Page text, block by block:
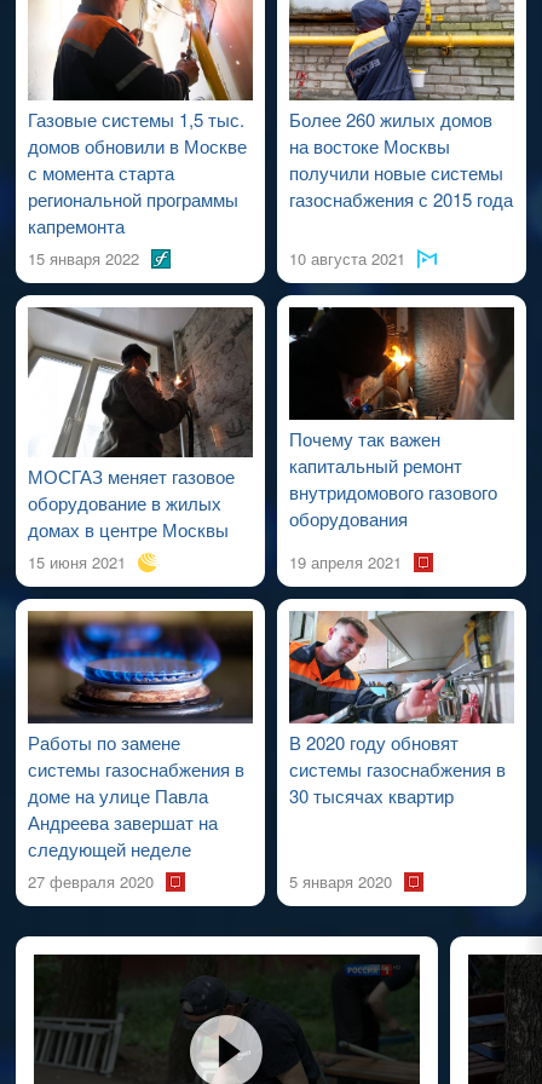
проведения работ по капитальному ремонту ВДСГ).
Газовые системы 1,5 тыс.
домов обновили в Москве
с момента старта
региональной программы
капремонта
15 января 2022
Более 260 жилых домов
на востоке Москвы
получили новые системы
газоснабжения с 2015 года
10 августа 2021
МОСГАЗ меняет газовое
оборудование в жилых
домах в центре Москвы
15 июня 2021
Почему так важен
капитальный ремонт
внутридомового газового
оборудования
19 апреля 2021
Работы по замене
системы газоснабжения в
доме на улице Павла
Андреева завершат на
следующей неделе
27 февраля 2020
В 2020 году обновят
системы газоснабжения в
30 тысячах квартир
5 января 2020